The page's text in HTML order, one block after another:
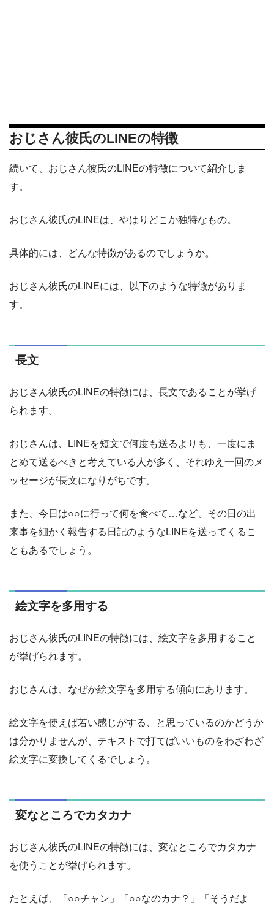
おじさん彼氏のLINEの特徴
続いて、おじさん彼氏のLINEの特徴について紹介しま
す。
おじさん彼氏のLINEは、やはりどこか独特なもの。
具体的には、どんな特徴があるのでしょうか。
おじさん彼氏のLINEには、以下のような特徴がありま
す。
長文
おじさん彼氏のLINEの特徴には、長文であることが挙げ
られます。
おじさんは、LINEを短文で何度も送るよりも、一度にま
とめて送るべきと考えている人が多く、それゆえ一回のメ
ッセージが長文になりがちです。
また、今日は○○に行って何を食べて…など、その日の出
来事を細かく報告する日記のようなLINEを送ってくるこ
ともあるでしょう。
絵文字を多用する
おじさん彼氏のLINEの特徴には、絵文字を多用すること
が挙げられます。
おじさんは、なぜか絵文字を多用する傾向にあります。
絵文字を使えば若い感じがする、と思っているのかどうか
は分かりませんが、テキストで打てばいいものをわざわざ
絵文字に変換してくるでしょう。
変なところでカタカナ
おじさん彼氏のLINEの特徴には、変なところでカタカナ
を使うことが挙げられます。
たとえば、「○○チャン」「○○なのカナ？」「そうだよ